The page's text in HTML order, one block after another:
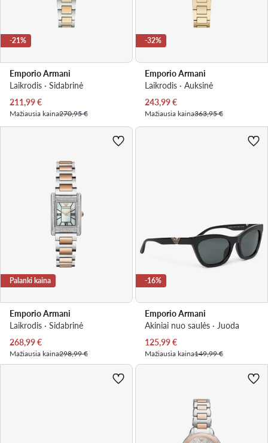
-21%
Emporio Armani
Laikrodis · Sidabrinė
Dabartinė kaina
211,99€
Mažiausia kaina270,95 €
-32%
Emporio Armani
Laikrodis · Auksinė
Dabartinė kaina
243,99€
Mažiausia kaina363,95 €
Palanki kaina
Emporio Armani
Laikrodis · Sidabrinė
Dabartinė kaina
268,99€
Mažiausia kaina298,99 €
-16%
Emporio Armani
Akiniai nuo saulės · Juoda
Dabartinė kaina
125,99€
Mažiausia kaina149,99 €